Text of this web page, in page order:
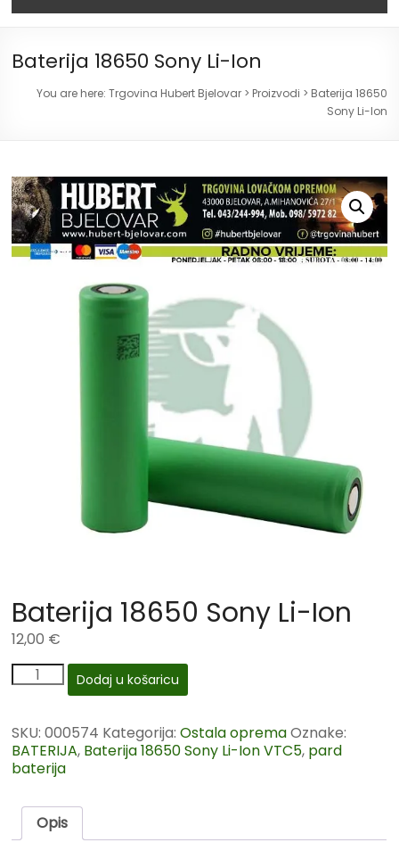
Baterija 18650 Sony Li-Ion
You are here: Trgovina Hubert Bjelovar> Proizvodi > Baterija 18650
Sony Li-Ion
Baterija 18650 Sony Li-Ion
12,00 €
Dodaj u košaricu
SKU:000574 Kategorija:Ostala opremaOznake:
BATERIJA, Baterija 18650 Sony Li-Ion VTC5, pard
baterija
Opis